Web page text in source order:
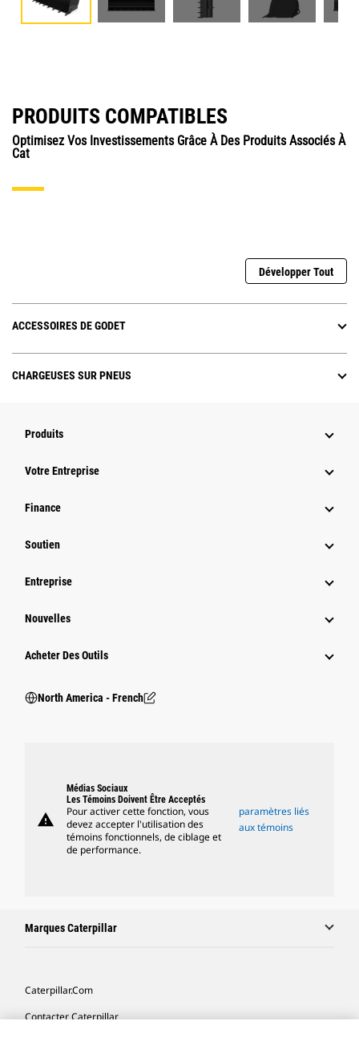
PRODUITS COMPATIBLES
Optimisez Vos Investissements Grâce À Des Produits Associés À
Cat
Développer Tout
ACCESSOIRES DE GODET
CHARGEUSES SUR PNEUS
Produits
Votre Entreprise
Finance
Soutien
Entreprise
Nouvelles
Acheter Des Outils
North America - French
warning
Médias Sociaux
Les Témoins Doivent Être Acceptés
Pour activer cette fonction, vous
devez accepter l'utilisation des
témoins fonctionnels, de ciblage et
de performance.
paramètres liés
aux témoins
Marques Caterpillar
Caterpillar.com
Contacter Caterpillar